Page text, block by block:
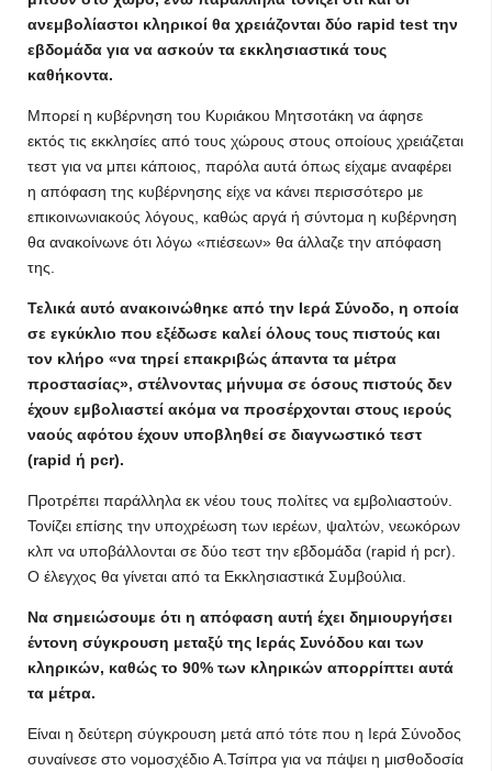
ανεμβολίαστοι κληρικοί θα χρειάζονται δύο rapid test την
εβδομάδα για να ασκούν τα εκκλησιαστικά τους
καθήκοντα.
Μπορεί η κυβέρνηση του Κυριάκου Μητσοτάκη να άφησε
εκτός τις εκκλησίες από τους χώρους στους οποίους χρειάζεται
τεστ για να μπει κάποιος, παρόλα αυτά όπως είχαμε αναφέρει
η απόφαση της κυβέρνησης είχε να κάνει περισσότερο με
επικοινωνιακούς λόγους, καθώς αργά ή σύντομα η κυβέρνηση
θα ανακοίνωνε ότι λόγω «πιέσεων» θα άλλαζε την απόφαση
της.
Τελικά αυτό ανακοινώθηκε από την Ιερά Σύνοδο, η οποία
σε εγκύκλιο που εξέδωσε καλεί όλους τους πιστούς και
τον κλήρο «να τηρεί επακριβώς άπαντα τα μέτρα
προστασίας», στέλνοντας μήνυμα σε όσους πιστούς δεν
έχουν εμβολιαστεί ακόμα να προσέρχονται στους ιερούς
ναούς αφότου έχουν υποβληθεί σε διαγνωστικό τεστ
(rapid ή pcr).
Προτρέπει παράλληλα εκ νέου τους πολίτες να εμβολιαστούν.
Τονίζει επίσης την υποχρέωση των ιερέων, ψαλτών, νεωκόρων
κλπ να υποβάλλονται σε δύο τεστ την εβδομάδα (rapid ή pcr).
Ο έλεγχος θα γίνεται από τα Εκκλησιαστικά Συμβούλια.
Να σημειώσουμε ότι η απόφαση αυτή έχει δημιουργήσει
έντονη σύγκρουση μεταξύ της Ιεράς Συνόδου και των
κληρικών, καθώς το 90% των κληρικών απορρίπτει αυτά
τα μέτρα.
Είναι η δεύτερη σύγκρουση μετά από τότε που η Ιερά Σύνοδος
συναίνεσε στο νομοσχέδιο Α.Τσίπρα για να πάψει η μισθοδοσία